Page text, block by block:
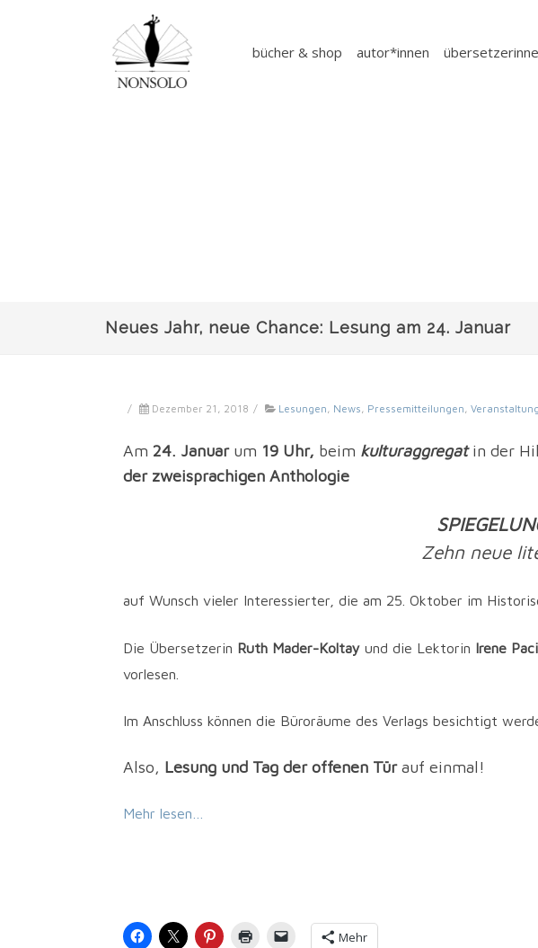
bücher & shop autor*innen
Neues Jahr, neue Chance: Lesung am 24. Januar
/ Dezember 21, 2018 / Lesungen , News , Pressemitteilungen ,
Am 24. Januar um 19 Uhr, beim kulturaggregatin der
der zweisprachigen Anthologie
Zehn neue
auf Wunsch vieler Interessierter, die am 25. Oktober im
Die Übersetzerin Ruth Mader-Koltay und die Lektorin Irene
vorlesen.
Im Anschluss kön­nen die Büro­räu­me des Ver­lags besich­tigt
Also, Lesung und Tag der offenen Türauf einmal!
Mehr lesen…
Mehr